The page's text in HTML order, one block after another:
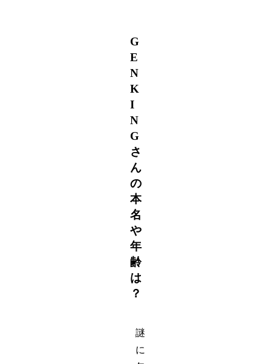
G
E
N
K
I
N
G
さ
ん
の
本
名
や
年
齢
は
？
謎
に